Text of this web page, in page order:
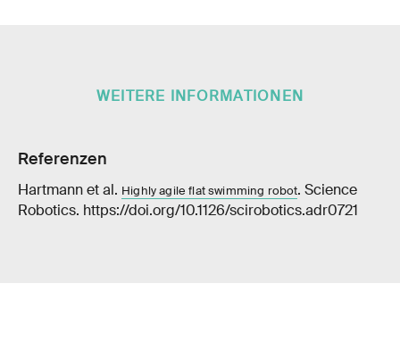
WEITERE INFORMATIONEN
Referenzen
Hartmann et al. Highly agile flat swimming robot. Science
Robotics. https://doi.org/10.1126/scirobotics.adr0721